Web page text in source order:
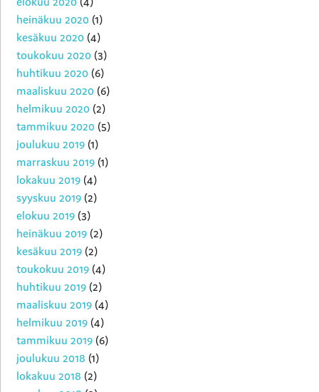
heinäkuu 2020 (1)
kesäkuu 2020 (4)
toukokuu 2020 (3)
huhtikuu 2020 (6)
maaliskuu 2020 (6)
helmikuu 2020 (2)
tammikuu 2020 (5)
joulukuu 2019 (1)
marraskuu 2019 (1)
lokakuu 2019 (4)
syyskuu 2019 (2)
elokuu 2019 (3)
heinäkuu 2019 (2)
kesäkuu 2019 (2)
toukokuu 2019 (4)
huhtikuu 2019 (2)
maaliskuu 2019 (4)
helmikuu 2019 (4)
tammikuu 2019 (6)
joulukuu 2018 (1)
lokakuu 2018 (2)